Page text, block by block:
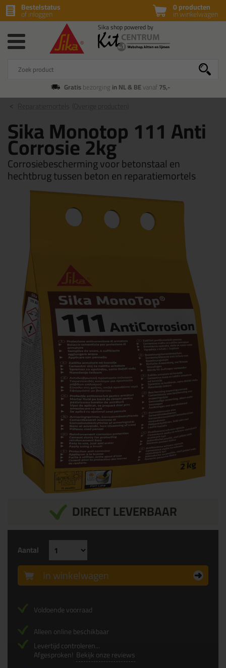
0 producten
in winkelwagen
Bestelstatus
of inloggen
Gratisbezorging in NL & BEvanaf75,-
Sika Monotop 111 Anti
Corrosie 2kg
Corrosiebescherming voor betonstaal en
hechtbrug tussen beton en reparatiemortels
DIRECT LEVERBAAR
Aantal
In winkelwagen
Voldoende voorraad
Alleen online beschikbaar
Levertijd controleren...
Afgesproken! Bekijk onze reviews